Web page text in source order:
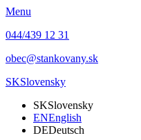
Menu
044/439 12 31
obec@stankovany.sk
SKSlovensky
SKSlovensky
ENEnglish
DEDeutsch